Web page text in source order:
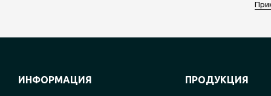
ИНФОРМАЦИЯ ПРОДУКЦИЯ